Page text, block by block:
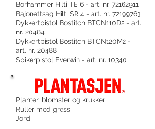
Borhammer Hilti TE 6 - art. nr. 72162911
Bajonettsag Hilti SR 4 - art. nr. 72199763
Dykkertpistol Bostitch BTCN110D2 - art.
nr. 20484
Dykkertpistol Bostitch BTCN120M2 -
art. nr. 20488
Spikerpistol Everwin - art. nr. 10340
Planter, blomster og krukker
Ruller med gress
Jord